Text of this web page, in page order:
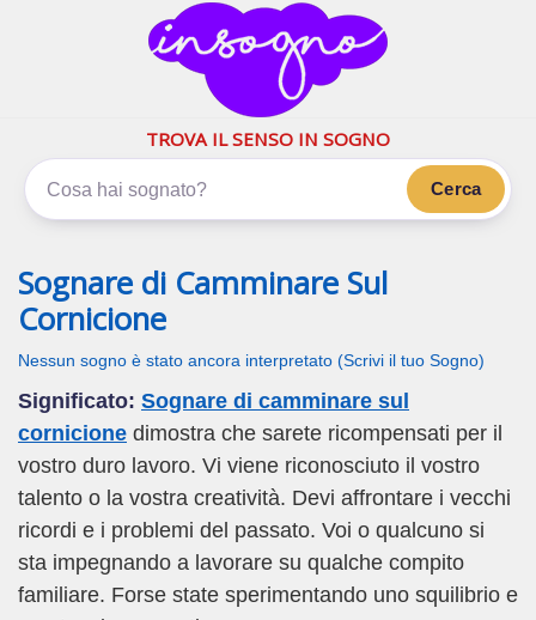
inSogno.com
I sogni significano di piùTROVA IL SENSO IN SOGNO
Cerca
Sognare di Camminare Sul
Cornicione
Nessun sogno è stato ancora interpretato (Scrivi il tuo Sogno)
Significato: Sognare di camminare sul
cornicione dimostra che sarete ricompensati per il
vostro duro lavoro. Vi viene riconosciuto il vostro
talento o la vostra creatività. Devi affrontare i vecchi
ricordi e i problemi del passato. Voi o qualcuno si
sta impegnando a lavorare su qualche compito
familiare. Forse state sperimentando uno squilibrio e